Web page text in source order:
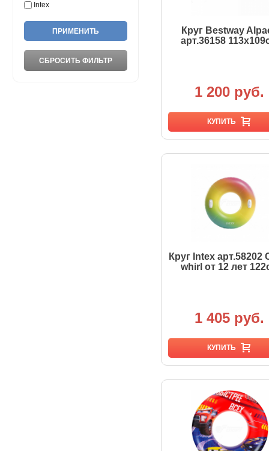
Intex
Круг Bestway
арт.36158
1 200 руб.
КУПИТЬ
Круг Intex арт.58202
whirl от 12 лет
1 405 руб.
КУПИТЬ